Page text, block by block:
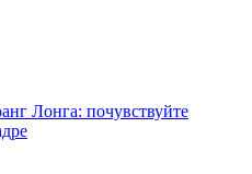
Лонга: почувствуйте